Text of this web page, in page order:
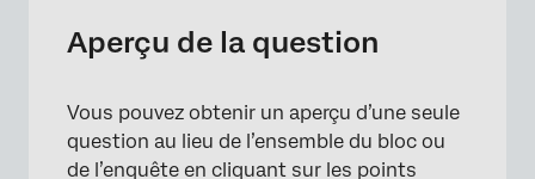
Aperçu de la question
Vous pouvez obtenir un aperçu d’une seule
question au lieu de l’ensemble du bloc ou
de l’enquête en cliquant sur les points